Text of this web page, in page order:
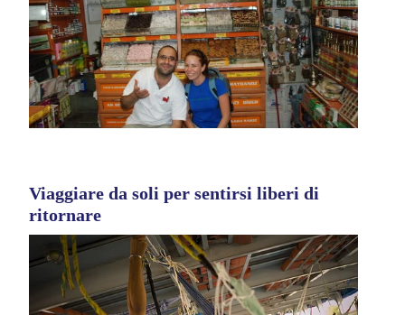
Viaggiare da soli per sentirsi liberi di
ritornare